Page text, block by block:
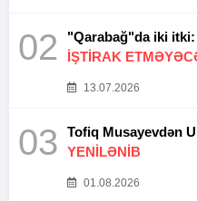
02 "Qarabağ"da iki itki:
İŞTİRAK
13.07.2026
03
YENİLƏNİB
01.08.2026